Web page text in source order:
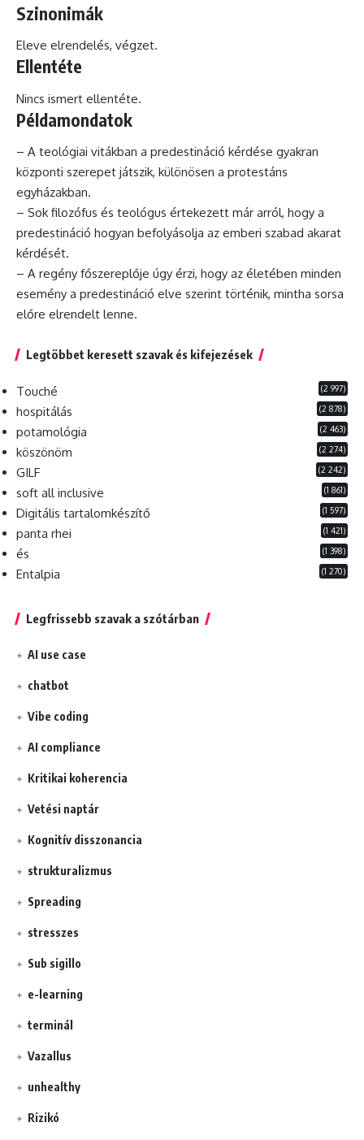
Szinonimák
Eleve elrendelés, végzet.
Ellentéte
Nincs ismert ellentéte.
Példamondatok
– A teológiai vitákban a predestináció kérdése gyakran
központi szerepet játszik, különösen a protestáns
egyházakban.
– Sok filozófus és teológus értekezett már arról, hogy a
predestináció hogyan befolyásolja az emberi szabad akarat
kérdését.
– A regény főszereplője úgy érzi, hogy az életében minden
esemény a predestináció elve szerint történik, mintha sorsa
előre elrendelt lenne.
Legtöbbet keresett szavak és kifejezések
Touché (2 997)
hospitálás (2 878)
potamológia (2 463)
köszönöm (2 274)
GILF (2 242)
soft all inclusive (1 861)
Digitális tartalomkészítő (1 597)
panta rhei (1 421)
és (1 398)
Entalpia (1 270)
Legfrissebb szavak a szótárban
AI use case
chatbot
Vibe coding
AI compliance
Kritikai koherencia
Vetési naptár
Kognitív disszonancia
strukturalizmus
Spreading
stresszes
Sub sigillo
e-learning
terminál
Vazallus
unhealthy
Rizikó